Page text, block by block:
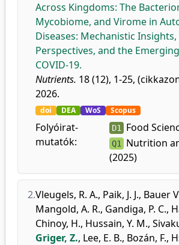
Across Kingdoms: The
Mycobiome, and Virome in
Diseases: Mechanistic
Perspectives, and the
COVID-19.
Nutrients. 18 (12), 1-25,
2026.
doi DEA WoS Scopus
Folyóirat-
mutatók:
D1 Food
Q1
Nutrition
(2025)
2.Vleugels, R. A., Paik, J. J., Bauer
Mangold, A. R., Gandiga, P. C.,
Chinoy, H., Hussain, Y. M.,
Griger, Z., Lee, E. B., Bozán, F.,